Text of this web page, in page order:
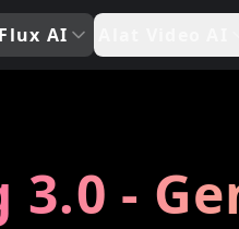
AI
3.0 -